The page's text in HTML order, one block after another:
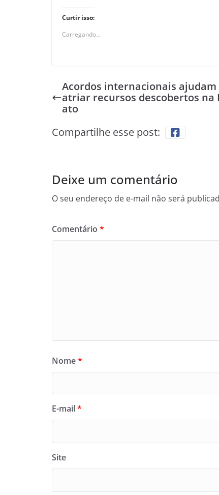
Curtir isso:
Carregando...
Acordos internacionais ajudam
atriar recursos descobertos na
ato
Compartilhe esse post:
Deixe um comentário
O seu endereço de e-mail não será
Comentário *
Nome*
E-mail*
Site